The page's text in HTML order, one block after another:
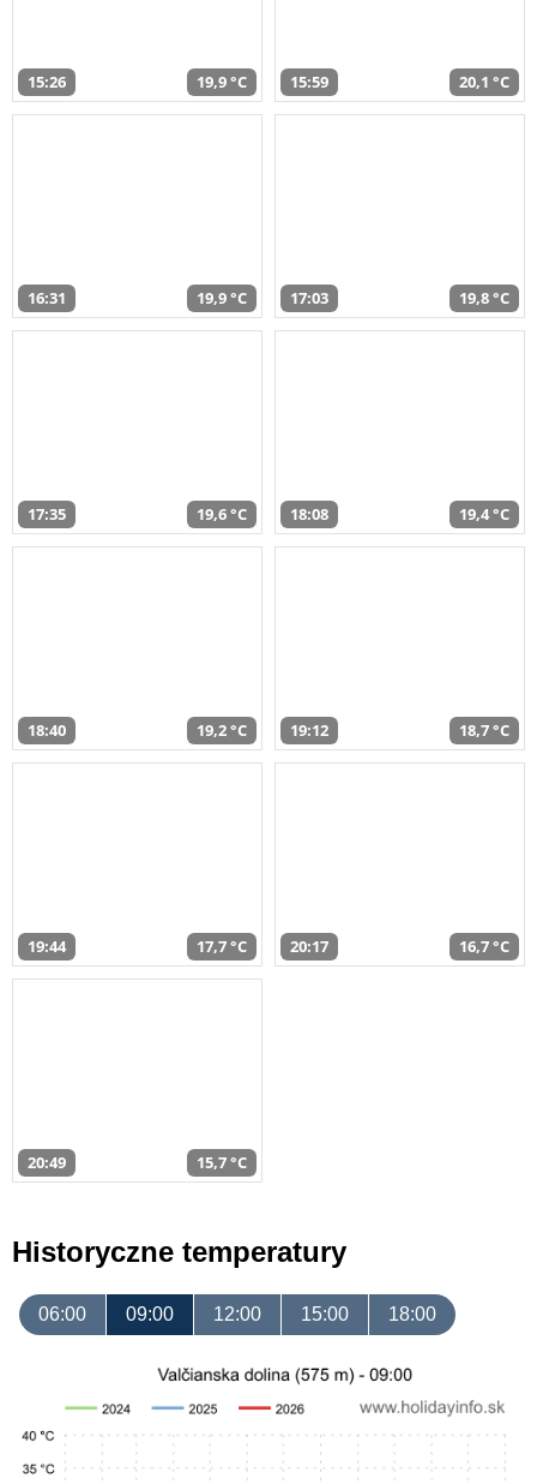
15:26 19,9 °C 15:59 20,1 °C
16:31 19,9 °C 17:03 19,8 °C
17:35 19,6 °C 18:08 19,4 °C
18:40 19,2 °C 19:12 18,7 °C
19:44 17,7 °C 20:17 16,7 °C
20:49 15,7 °C
Historyczne temperatury
06:00 09:00 12:00 15:00 18:00